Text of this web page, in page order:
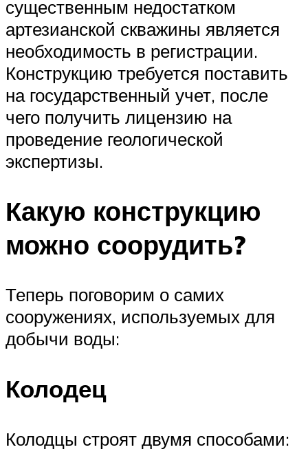
существенным недостатком
артезианской скважины является
необходимость в регистрации.
Конструкцию требуется поставить
на государственный учет, после
чего получить лицензию на
проведение геологической
экспертизы.
Какую конструкцию
можно соорудить?
Теперь поговорим о самих
сооружениях, используемых для
добычи воды:
Колодец
Колодцы строят двумя способами: